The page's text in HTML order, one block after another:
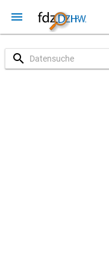
menu
search